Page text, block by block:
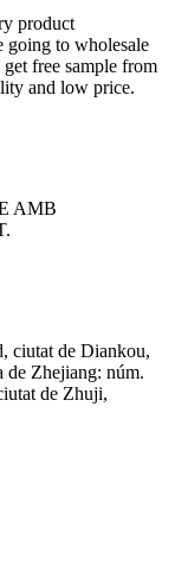
product
going to wholesale
free sample from
and low price.
AMB
ciutat de Diankou,
Zhejiang: núm.
de Zhuji,